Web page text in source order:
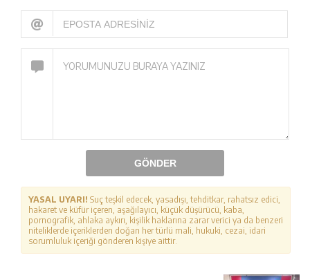
GÖNDER
YASAL UYARI! Suç teşkil edecek, yasadışı, tehditkar, rahatsız edici,
hakaret ve küfür içeren, aşağılayıcı, küçük düşürücü, kaba,
pornografik, ahlaka aykırı, kişilik haklarına zarar verici ya da benzeri
niteliklerde içeriklerden doğan her türlü mali, hukuki, cezai, idari
sorumluluk içeriği gönderen kişiye aittir.